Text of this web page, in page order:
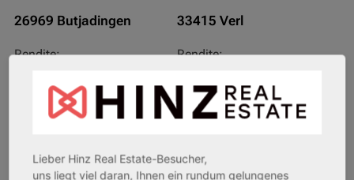
26969 Butjadingen
Rendite:
Assetklasse:
Pflegeapartment
Bestandsobjekt
Gesamtfläche:
33415 Verl
Rendite:
Assetklasse:
Pflegeapartment
Bestandsobjekt
Gesamtfläche:
Lieber Hinz Real Estate-Besucher,
uns liegt viel daran, Ihnen ein rundum gelungenes